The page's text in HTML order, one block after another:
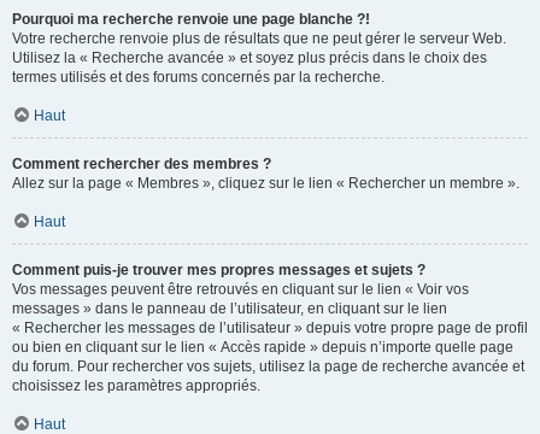
Pourquoi ma recherche renvoie une page blanche ?!
Votre recherche renvoie plus de résultats que ne peut gérer le serveur Web.
Utilisez la « Recherche avancée » et soyez plus précis dans le choix des
termes utilisés et des forums concernés par la recherche.
Haut
Comment rechercher des membres ?
Allez sur la page « Membres », cliquez sur le lien « Rechercher un membre ».
Haut
Comment puis-je trouver mes propres messages et sujets ?
Vos messages peuvent être retrouvés en cliquant sur le lien « Voir vos
messages » dans le panneau de l’utilisateur, en cliquant sur le lien
« Rechercher les messages de l’utilisateur » depuis votre propre page de profil
ou bien en cliquant sur le lien « Accès rapide » depuis n’importe quelle page
du forum. Pour rechercher vos sujets, utilisez la page de recherche avancée et
choisissez les paramètres appropriés.
Haut